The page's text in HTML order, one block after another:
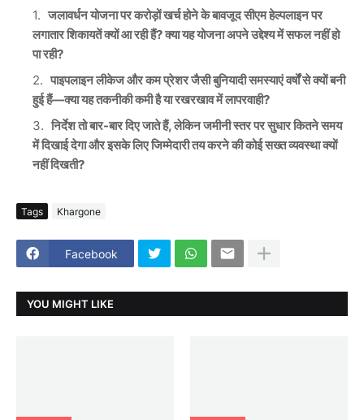
जलावर्धन योजना पर करोड़ों खर्च होने के बावजूद सीएम हेल्पलाइन पर
लगातार शिकायतें क्यों आ रही हैं? क्या यह योजना अपने उद्देश्य में सफल नहीं हो
पा रही?
पाइपलाइन लीकेज और कम प्रेशर जैसी बुनियादी समस्याएं वर्षों से क्यों बनी
हुई हैं—क्या यह तकनीकी कमी है या रखरखाव में लापरवाही?
निर्देश तो बार-बार दिए जाते हैं, लेकिन जमीनी स्तर पर सुधार कितने समय
में दिखाई देगा और इसके लिए जिम्मेदारी तय करने की कोई सख्त व्यवस्था क्यों
नहीं दिखती?
Tags Khargone
Facebook
YOU MIGHT LIKE